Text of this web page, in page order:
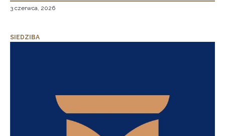
3 czerwca, 2026
SIEDZIBA